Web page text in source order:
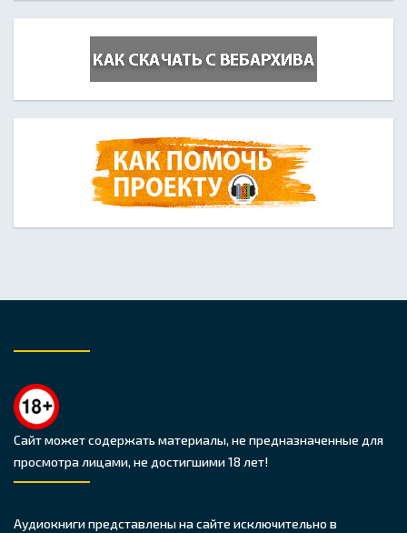
Сайт может содержать материалы, не предназначенные для
просмотра лицами, не достигшими 18 лет!
Аудиокниги представлены на сайте исключительно в